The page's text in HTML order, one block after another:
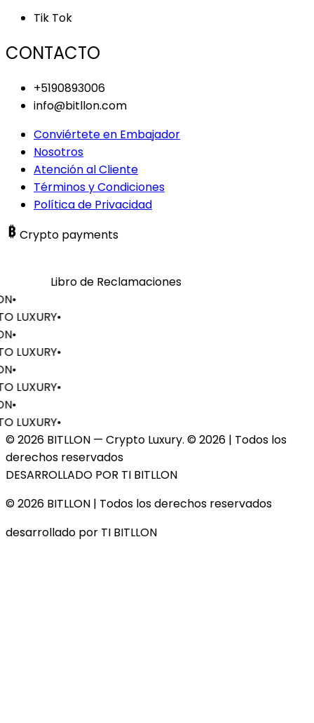
Tik Tok
CONTACTO
+5190893006
info@bitllon.com
Conviértete en Embajador
Nosotros
Atención al Cliente
Términos y Condiciones
Política de Privacidad
Crypto payments
Libro de Reclamaciones
•
LUXURY•
•
LUXURY•
•
LUXURY•
•
LUXURY•
© 2026 BITLLON — Crypto Luxury. ©2026 | Todos los
derechos reservados
DESARROLLADO POR TI BITLLON
© 2026 BITLLON | Todos los derechos reservados
desarrollado por TI BITLLON